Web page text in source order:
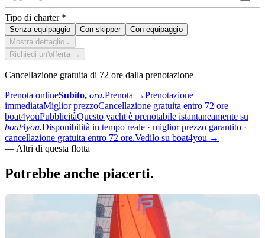
Tipo di charter *
Senza equipaggio Con skipper
Con equipaggio
Mostra dettaglio ⌄
Richiedi un'offerta →
Cancellazione gratuita di 72 ore dalla prenotazione
Prenota onlineSubito, ora.Prenota →Prenotazione
immediataMiglior prezzoCancellazione gratuita entro 72 ore
boat4youPubblicitàQuesto yacht è prenotabile istantaneamente su
boat4you.Disponibilità in tempo reale · miglior prezzo garantito ·
cancellazione gratuita entro 72 ore.Vedilo su boat4you →
— Altri di questa flotta
Potrebbe anche piacerti.